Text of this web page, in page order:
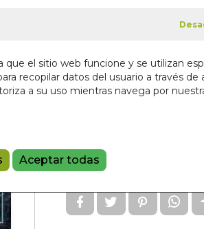
que el sitio web funcione y se utilizan
recopilar datos del usuario a través de
a su uso mientras navega por
Aceptar todas
Sin stock
13,25 €
9788477206682